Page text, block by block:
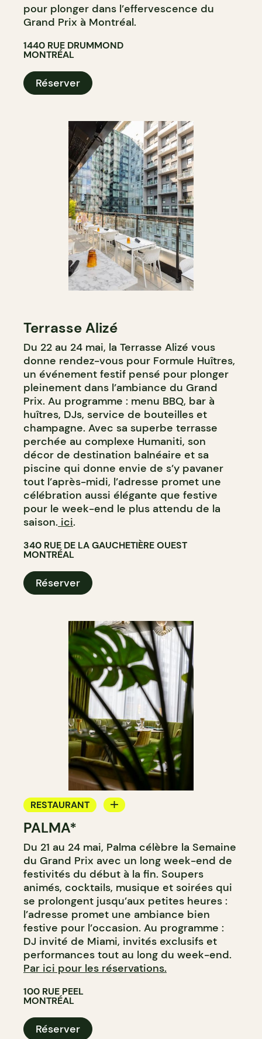
pour plonger dans l’effervescence du
Grand Prix à Montréal.
1440 RUE DRUMMOND
MONTRÉAL
Réserver
Terrasse Alizé
Du 22 au 24 mai, la Terrasse Alizé vous
donne rendez-vous pour Formule Huîtres,
un événement festif pensé pour plonger
pleinement dans l’ambiance du Grand
Prix. Au programme : menu BBQ, bar à
huîtres, DJs, service de bouteilles et
champagne. Avec sa superbe terrasse
perchée au complexe Humaniti, son
décor de destination balnéaire et sa
piscine qui donne envie de s’y pavaner
tout l’après-midi, l’adresse promet une
célébration aussi élégante que festive
pour le week-end le plus attendu de la
saison. ici.
340 RUE DE LA GAUCHETIÈRE OUEST
MONTRÉAL
Réserver
RESTAURANT
BAR
BAR À COCKTAIL
PALMA*
Du 21 au 24 mai, Palma célèbre la Semaine
du Grand Prix avec un long week-end de
festivités du début à la fin. Soupers
animés, cocktails, musique et soirées qui
se prolongent jusqu’aux petites heures :
l’adresse promet une ambiance bien
festive pour l’occasion. Au programme :
DJ invité de Miami, invités exclusifs et
performances tout au long du week-end.
Par ici pour les réservations.
100 RUE PEEL
MONTRÉAL
Réserver